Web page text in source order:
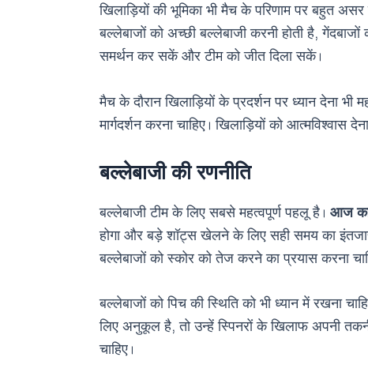
खिलाड़ियों की भूमिका भी मैच के परिणाम पर बहुत असर
बल्लेबाजों को अच्छी बल्लेबाजी करनी होती है,
समर्थन कर सकें और टीम को जीत दिला सकें।
मैच के दौरान खिलाड़ियों के प्रदर्शन पर ध्यान देना
मार्गदर्शन करना चाहिए। खिलाड़ियों को आत्मविश्वास
बल्लेबाजी की रणनीति
बल्लेबाजी टीम के लिए सबसे महत्वपूर्ण पहलू है। आज
होगा और बड़े शॉट्स खेलने के लिए सही समय का इंतजार
बल्लेबाजों को स्कोर को तेज करने का प्रयास करना
बल्लेबाजों को पिच की स्थिति को भी ध्यान में रखना
लिए अनुकूल है, तो उन्हें स्पिनरों के खिलाफ अपनी
चाहिए।